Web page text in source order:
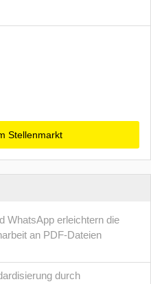
Stellenmarkt
WhatsApp erleichtern die
an PDF-Dateien
durch